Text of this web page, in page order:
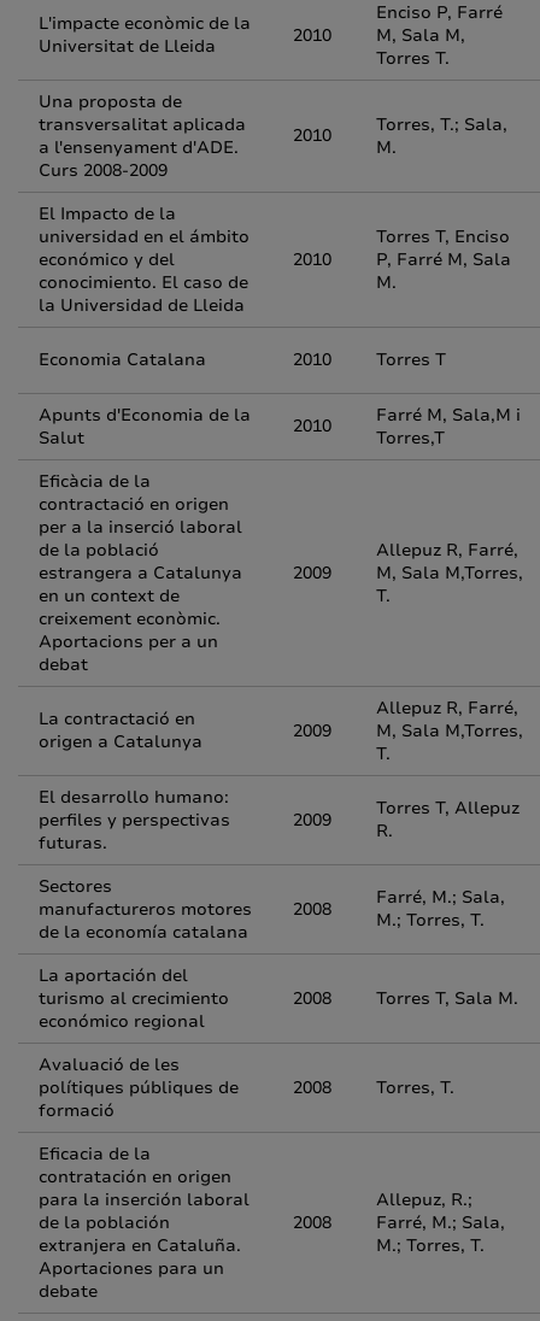
L'impacte econòmic de la
Universitat de Lleida
2010
Enciso P, Farré
M, Sala M,
Torres T.
Una proposta de
transversalitat aplicada
a l'ensenyament d'ADE.
Curs 2008-2009
2010
Torres, T.; Sala,
M.
El Impacto de la
universidad en el ámbito
económico y del
conocimiento. El caso de
la Universidad de Lleida
2010
Torres T, Enciso
P, Farré M, Sala
M.
Economia Catalana 2010 Torres T
Apunts d'Economia de la
Salut
2010
Farré M, Sala,M i
Torres,T
Eficàcia de la
contractació en origen
per a la inserció laboral
de la població
estrangera a Catalunya
en un context de
creixement econòmic.
Aportacions per a un
debat
2009
Allepuz R, Farré,
M, Sala M,Torres,
T.
La contractació en
origen a Catalunya
2009
Allepuz R, Farré,
M, Sala M,Torres,
T.
El desarrollo humano:
perfiles y perspectivas
futuras.
2009
Torres T, Allepuz
R.
Sectores
manufactureros motores
de la economía catalana
2008
Farré, M.; Sala,
M.; Torres, T.
La aportación del
turismo al crecimiento
económico regional
2008 Torres T, Sala M.
Avaluació de les
polítiques públiques de
formació
2008 Torres, T.
Eficacia de la
contratación en origen
para la inserción laboral
de la población
extranjera en Cataluña.
Aportaciones para un
debate
2008
Allepuz, R.;
Farré, M.; Sala,
M.; Torres, T.